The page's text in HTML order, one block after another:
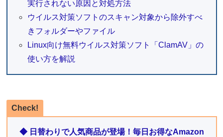
実行されない原因と対処方法
ウイルス対策ソフトのスキャン対象から除外すべ
きフォルダーやファイル
Linux向け無料ウイルス対策ソフト「ClamAV」の
使い方を解説
Check!
◆ 日替わりで人気商品が登場！毎日お得なAmazon